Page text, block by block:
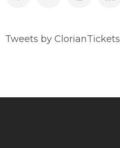
Tweets by ClorianTickets